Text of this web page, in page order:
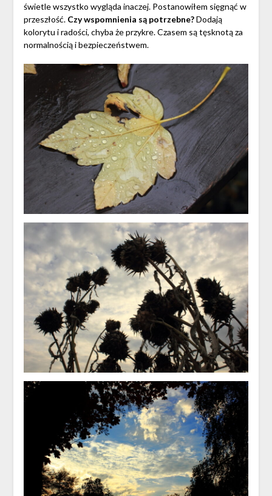
świetle wszystko wygląda inaczej. Postanowiłem sięgnąć w
przeszłość.Czy wspomnienia są potrzebne?Dodają
kolorytu i radości, chyba że przykre. Czasem są tęsknotą za
normalnością i bezpieczeństwem.